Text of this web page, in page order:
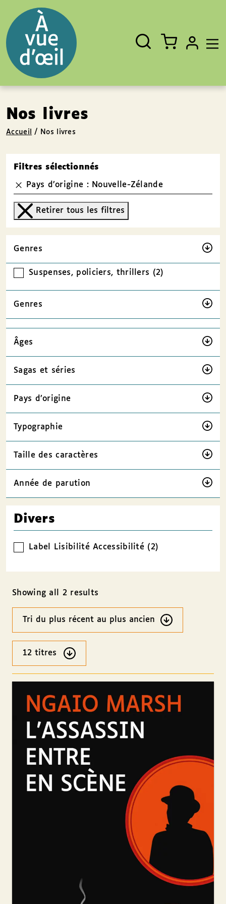
Fermer
Rechercher
un
livre,
un
auteur,
un
EAN
Nos livres
Accueil / Nos livres
Filtres sélectionnés
Pays d’origine : Nouvelle-Zélande
Retirer tous les filtres
Genres
Suspenses, policiers, thrillers (2)
Genres
Âges
Sagas et séries
Pays d’origine
Typographie
Taille des caractères
Année de parution
Divers
Label Lisibilité Accessibilité (2)
Showing all 2 results
Ordre